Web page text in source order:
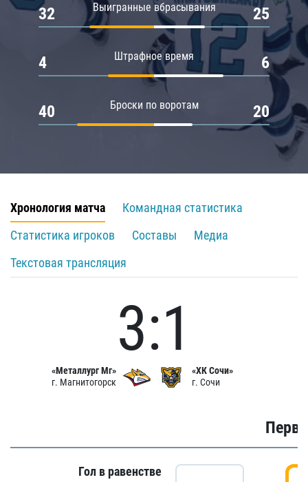
Выигранные вбрасывания
32 25
Штрафное время
4 6
Броски по воротам
40 20
Хронология матча
Командная статистика
Статистика игроков
Составы
Медиа
Текстовая трансляция
«Металлург Мг»
г. Магнитогорск
3:1
«ХК Сочи»
г. Сочи
Гол в равенстве